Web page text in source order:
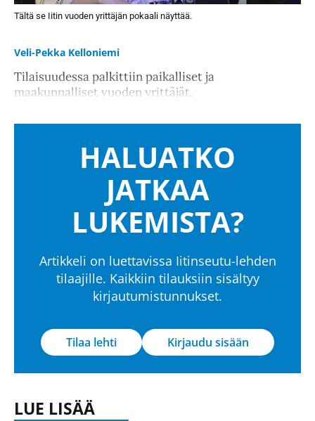
Tältä se Iitin vuoden yrittäjän pokaali näyttää.
Veli-Pekka Kelloniemi
Tilaisuudessa palkittiin paikalliset ja
maakunnalliset vuoden yrittäjät.
HALUATKO
JATKAA
LUKEMISTA?
Artikkeli on luettavissa Iitinseutu-lehden
tilaajille. Kaikkiin tilauksiin sisältyy
kirjautumistunnukset.
Tilaa lehti Kirjaudu sisään
LUE LISÄÄ